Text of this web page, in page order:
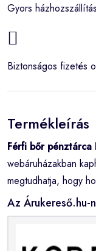
Gyors
Biztonságos fizetés
Termékleírás
Férfi bőr
webáruházakban
megtudhatja, hogy
Az Árukereső.hu-